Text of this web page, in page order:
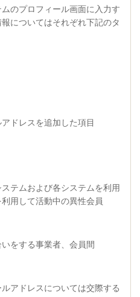
のプロフィール画面に入力す
についてはそれぞれ下記のタ
ドレスを追加した項目
テムおよび各システムを利用
用して活動中の異性会員
をする事業者、会員間
アドレスについては交際する